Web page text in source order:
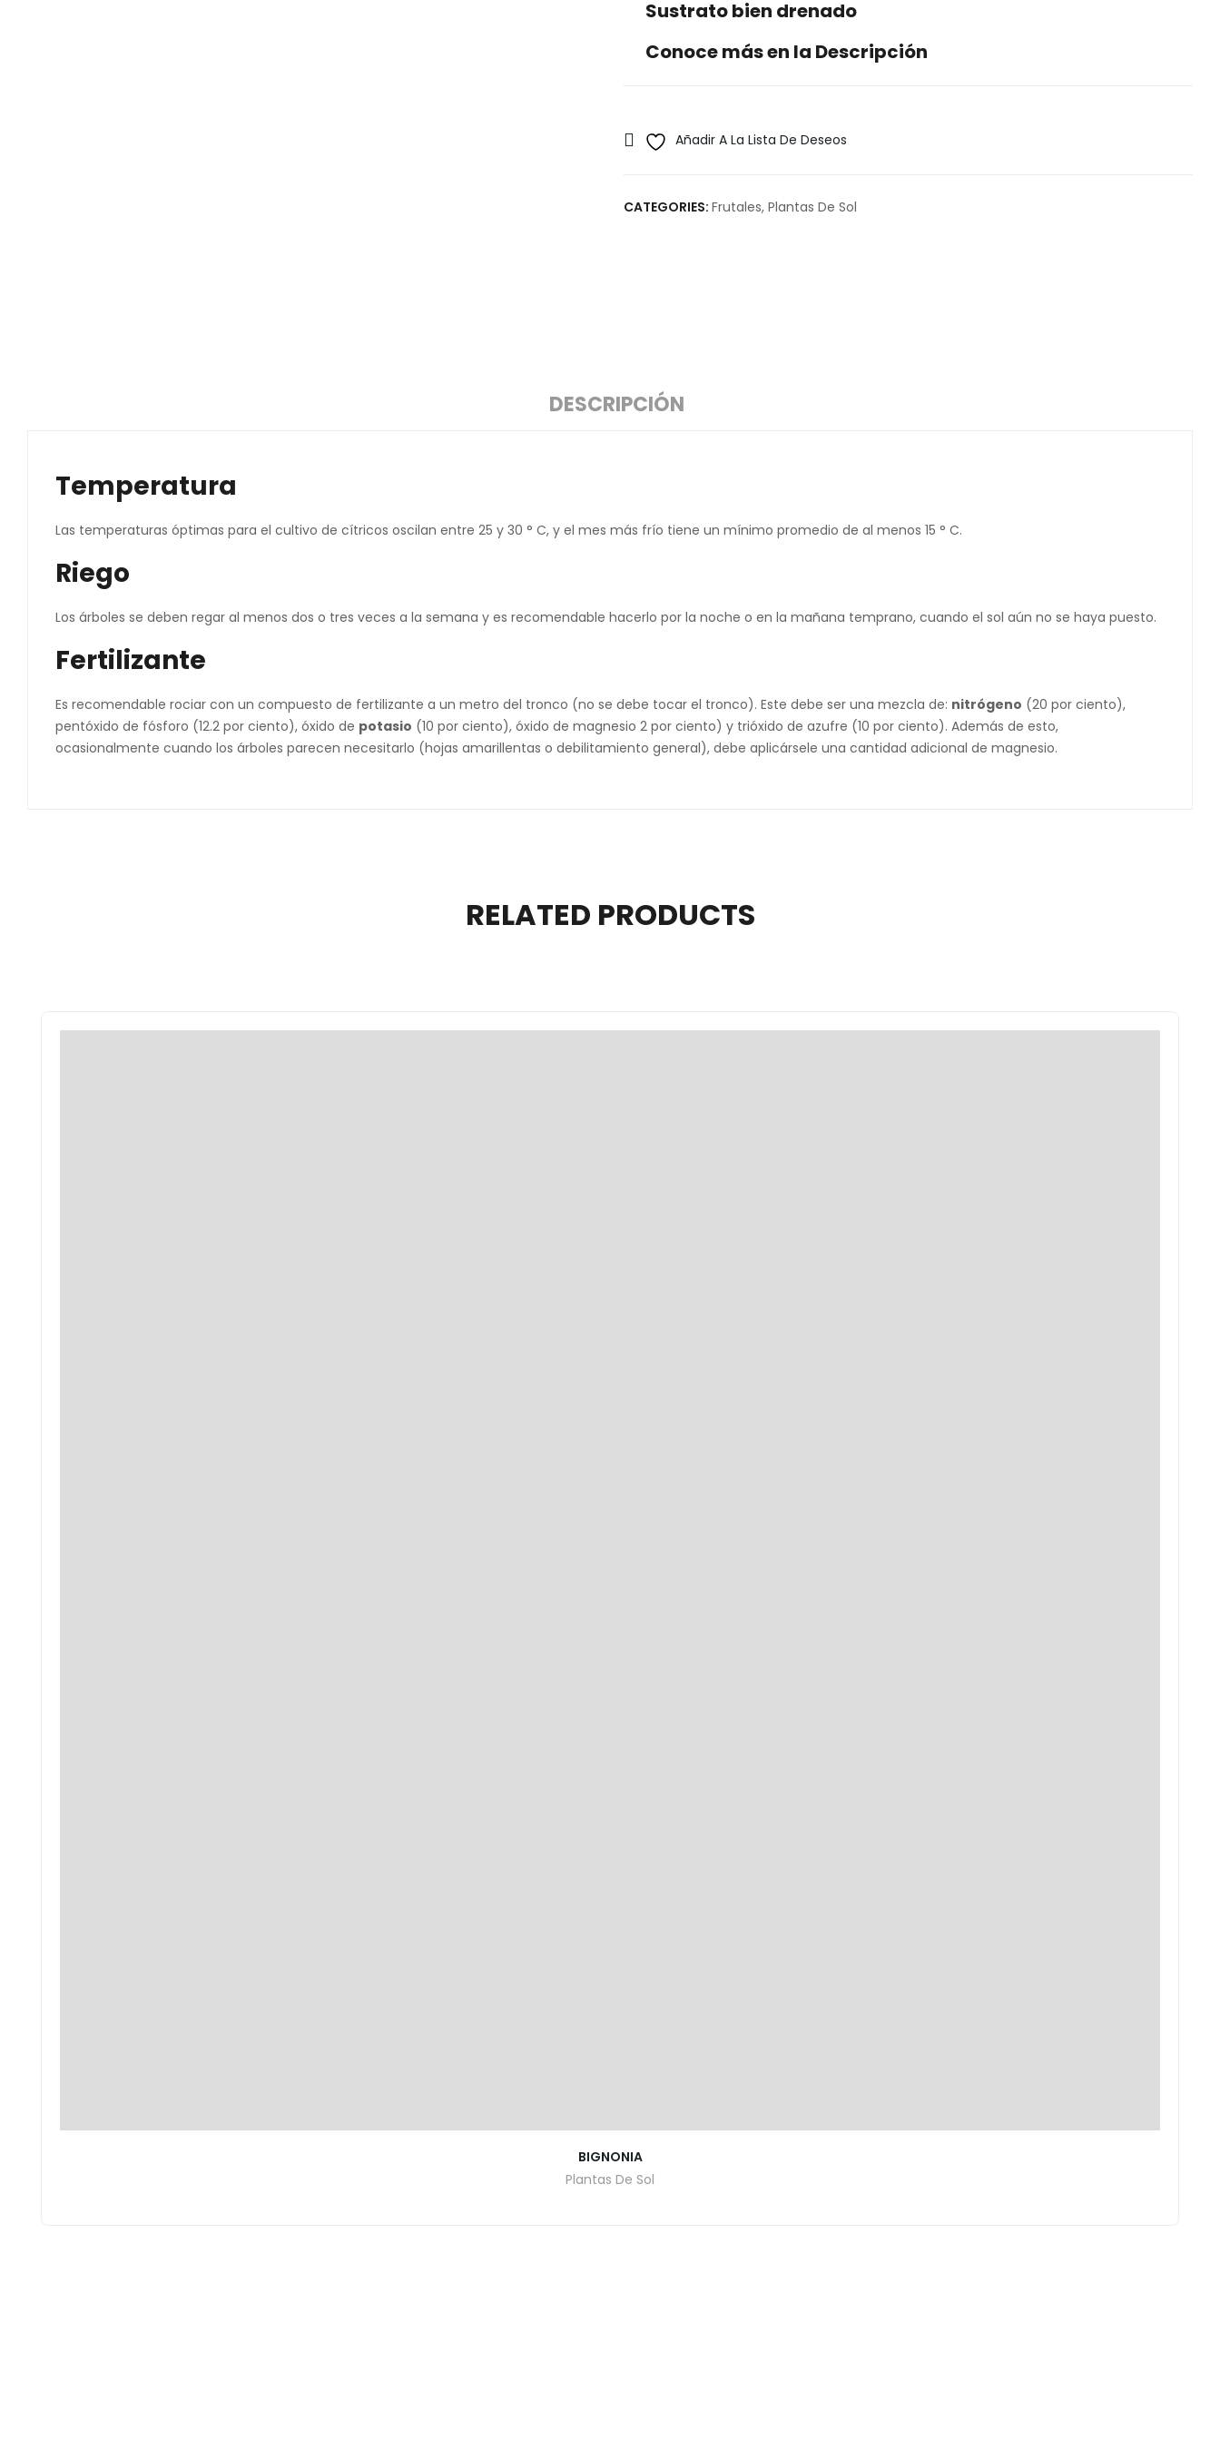
Sustrato bien drenado
Conoce más en la Descripción
Añadir A La Lista De Deseos
CATEGORIES: Frutales, Plantas De Sol
DESCRIPCIÓN
Temperatura
Las temperaturas óptimas para el cultivo de cítricos oscilan entre 25 y 30 ° C, y el mes más frío tiene un mínimo promedio de al menos 15 ° C.
Riego
Los árboles se deben regar al menos dos o tres veces a la semana y es recomendable hacerlo por la noche o en la mañana temprano, cuando el sol aún no se haya puesto.
Fertilizante
Es recomendable rociar con un compuesto de fertilizante a un metro del tronco (no se debe tocar el tronco). Este debe ser una mezcla de: nitrógeno (20 por ciento),
pentóxido de fósforo (12.2 por ciento), óxido de potasio (10 por ciento), óxido de magnesio 2 por ciento) y trióxido de azufre (10 por ciento). Además de esto,
ocasionalmente cuando los árboles parecen necesitarlo (hojas amarillentas o debilitamiento general), debe aplicársele una cantidad adicional de magnesio.
RELATED PRODUCTS
BIGNONIA
Plantas De Sol